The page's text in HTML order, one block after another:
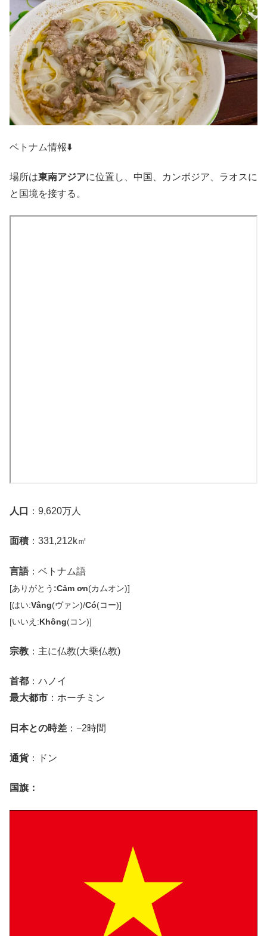
ベトナム情報⬇️
場所は東南アジアに位置し、中国、カンボジア、ラオスに
と国境を接する。
人口 ：9,620万人
面積 ：331,212k㎡
言語：ベトナム語
[ありがとう :Cảm ơn(カムオン)]
[はい:Vâng(ヴァン)/Có(コー)]
[いいえ:Không(コン)]
宗教 ：主に仏教(大乗仏教)
首都 ：ハノイ
最大都市 ：ホーチミン
日本との時差 ：−2時間
通貨：ドン
国旗：